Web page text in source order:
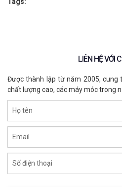
LIÊN HỆ VỚI
Được thành lập từ năm 2005, cung
chất lượng cao, các máy móc trong
Họ tên
Email
Số điện thoại